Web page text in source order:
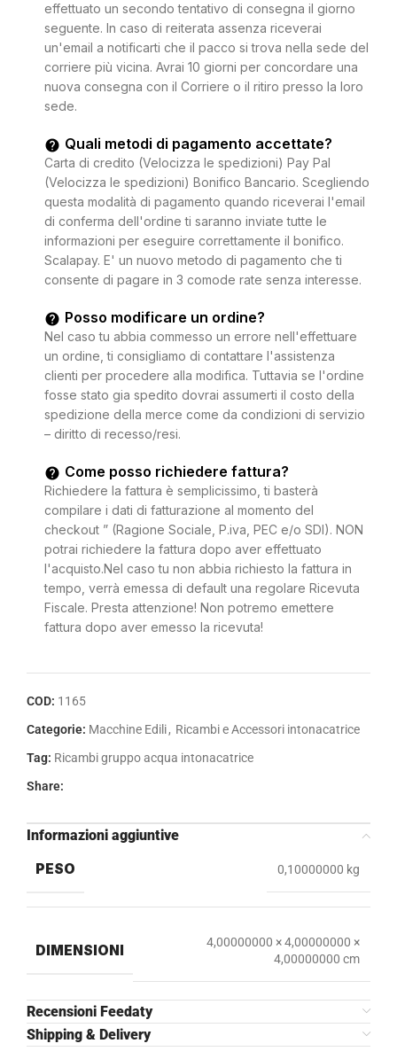
effettuato un secondo tentativo di consegna il giorno
seguente. In caso di reiterata assenza riceverai
un'email a notificarti che il pacco si trova nella sede del
corriere più vicina. Avrai 10 giorni per concordare una
nuova consegna con il Corriere o il ritiro presso la loro
sede.
Quali metodi di pagamento accettate?
Carta di credito (Velocizza le spedizioni) Pay Pal
(Velocizza le spedizioni) Bonifico Bancario. Scegliendo
questa modalità di pagamento quando riceverai l'email
di conferma dell'ordine ti saranno inviate tutte le
informazioni per eseguire correttamente il bonifico.
Scalapay. E' un nuovo metodo di pagamento che ti
consente di pagare in 3 comode rate senza interesse.
Posso modificare un ordine?
Nel caso tu abbia commesso un errore nell'effettuare
un ordine, ti consigliamo di contattare l'assistenza
clienti per procedere alla modifica. Tuttavia se l'ordine
fosse stato gia spedito dovrai assumerti il costo della
spedizione della merce come da condizioni di servizio
– diritto di recesso/resi.
Come posso richiedere fattura?
Richiedere la fattura è semplicissimo, ti basterà
compilare i dati di fatturazione al momento del
checkout ” (Ragione Sociale, P.iva, PEC e/o SDI). NON
potrai richiedere la fattura dopo aver effettuato
l'acquisto.Nel caso tu non abbia richiesto la fattura in
tempo, verrà emessa di default una regolare Ricevuta
Fiscale. Presta attenzione! Non potremo emettere
fattura dopo aver emesso la ricevuta!
COD: 1165
Categorie: Macchine Edili, Ricambi e Accessori intonacatrice
Tag: Ricambi gruppo acqua intonacatrice
Share:
Informazioni aggiuntive
PESO
0,10000000 kg
DIMENSIONI
4,00000000 × 4,00000000 ×
4,00000000 cm
Recensioni Feedaty
Shipping & Delivery